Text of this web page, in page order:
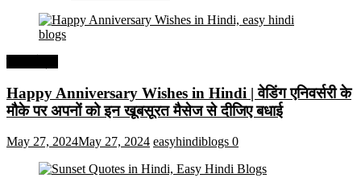
Happy Anniversary Wishes in Hindi | वेडिंग एनिवर्सरी के
मौके पर अपनों को इन खूबसूरत मैसेज से दीजिए बधाई
May 27, 2024May 27, 2024 easyhindiblogs 0